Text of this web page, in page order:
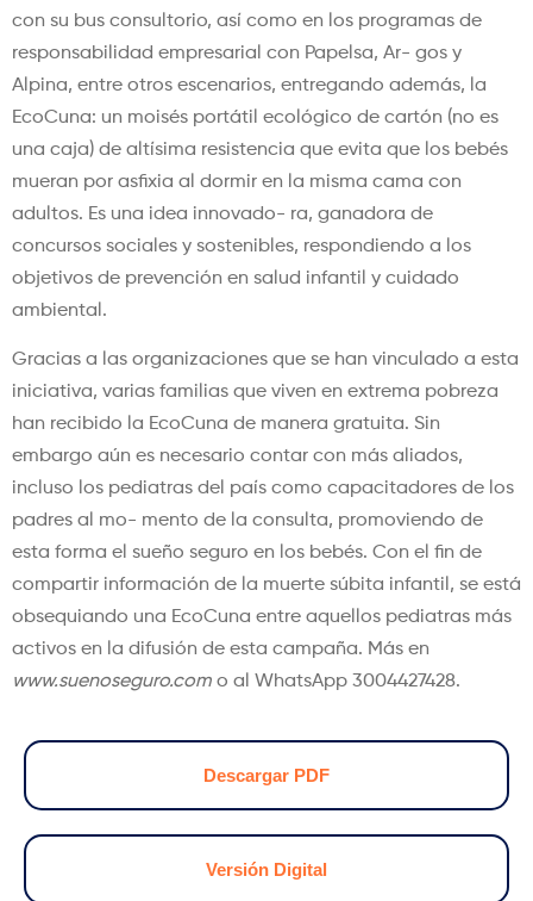
con su bus consultorio, así como en los programas de
responsabilidad empresarial con Papelsa, Ar- gos y
Alpina, entre otros escenarios, entregando además, la
EcoCuna: un moisés portátil ecológico de cartón (no es
una caja) de altísima resistencia que evita que los bebés
mueran por asfixia al dormir en la misma cama con
adultos. Es una idea innovado- ra, ganadora de
concursos sociales y sostenibles, respondiendo a los
objetivos de prevención en salud infantil y cuidado
ambiental.
Gracias a las organizaciones que se han vinculado a esta
iniciativa, varias familias que viven en extrema pobreza
han recibido la EcoCuna de manera gratuita. Sin
embargo aún es necesario contar con más aliados,
incluso los pediatras del país como capacitadores de los
padres al mo- mento de la consulta, promoviendo de
esta forma el sueño seguro en los bebés. Con el fin de
compartir información de la muerte súbita infantil, se está
obsequiando una EcoCuna entre aquellos pediatras más
activos en la difusión de esta campaña. Más en
www.suenoseguro.com o al WhatsApp 3004427428.
Descargar PDF
Versión Digital